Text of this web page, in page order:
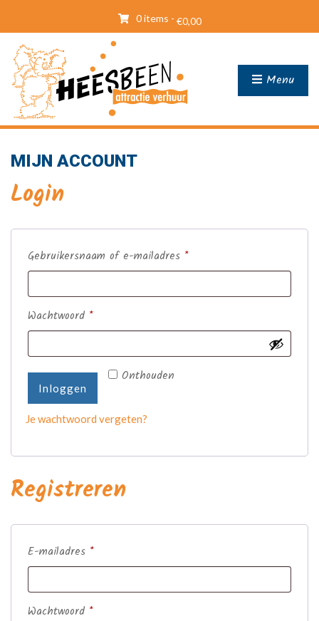
0 items - €0,00
Menu
MIJN ACCOUNT
Login
Gebruikersnaam of e-mailadres *Vereist
Wachtwoord *Vereist
Onthouden
Inloggen
Je wachtwoord vergeten?
Registreren
E-mailadres *Vereist
Wachtwoord *Vereist